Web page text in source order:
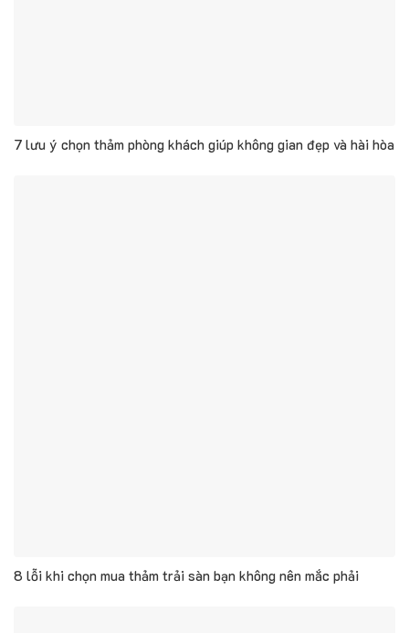
7 lưu ý chọn thảm phòng khách giúp không gian đẹp và hài hòa
8 lỗi khi chọn mua thảm trải sàn bạn không nên mắc phải